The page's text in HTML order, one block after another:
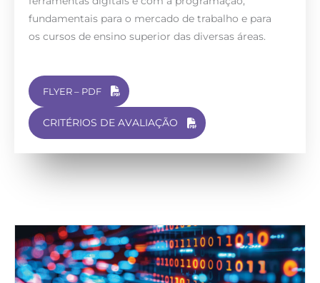
fundamentais para o mercado de trabalho e para
os cursos de ensino superior das diversas áreas.
FLYER – PDF
CRITÉRIOS DE AVALIAÇÃO